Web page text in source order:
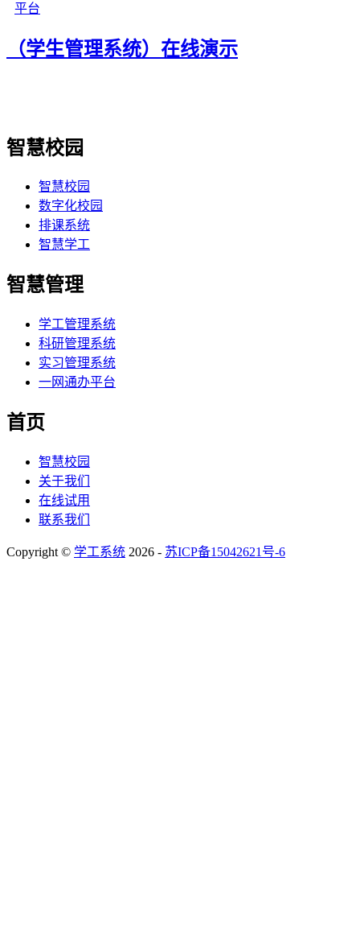
平台
（学生管理系统）在线演示
智慧校园
智慧校园
数字化校园
排课系统
智慧学工
智慧管理
学工管理系统
科研管理系统
实习管理系统
一网通办平台
首页
智慧校园
关于我们
在线试用
联系我们
Copyright © 学工系统 2026 - 苏ICP备15042621号-6